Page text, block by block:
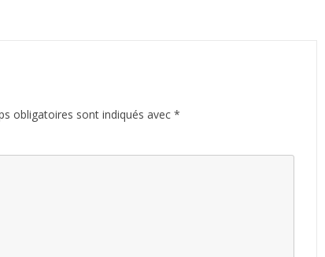
obligatoires sont indiqués avec *